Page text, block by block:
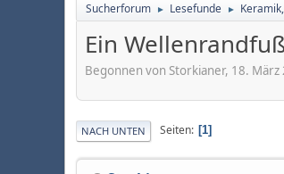
Sucherforum ► Lesefunde ►
Ein
Begonnen von Storkianer, 18. März
NACH UNTEN Seiten 1